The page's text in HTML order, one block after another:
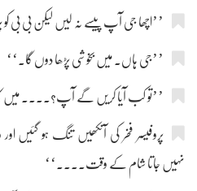
’’اچھا جی آپ پیسے نہ لیں لیکن بی بی کو
’’جی ہاں۔ میں بخوشی پڑھا دوں گا۔‘‘
’’تو کب آیا کریں گے آپ؟.... میں کار
پروفیسر فخر کی آنکھیں تنگ ہو گئیں
نہیں جاتا شام کے وقت....‘‘